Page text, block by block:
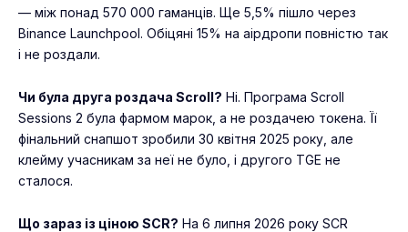
— між понад 570 000 гаманців. Ще 5,5% пішло через
Binance Launchpool. Обіцяні 15% на аірдропи повністю так
і не роздали.
Чи була друга роздача Scroll? Ні. Програма Scroll
Sessions 2 була фармом марок, а не роздачею токена. Її
фінальний снапшот зробили 30 квітня 2025 року, але
клейму учасникам за неї не було, і другого TGE не
сталося.
Що зараз із ціною SCR? На 6 липня 2026 року SCR